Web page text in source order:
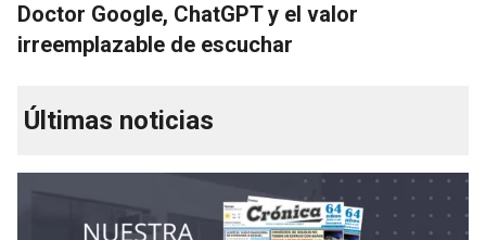
Doctor Google, ChatGPT y el valor
irreemplazable de escuchar
Últimas noticias